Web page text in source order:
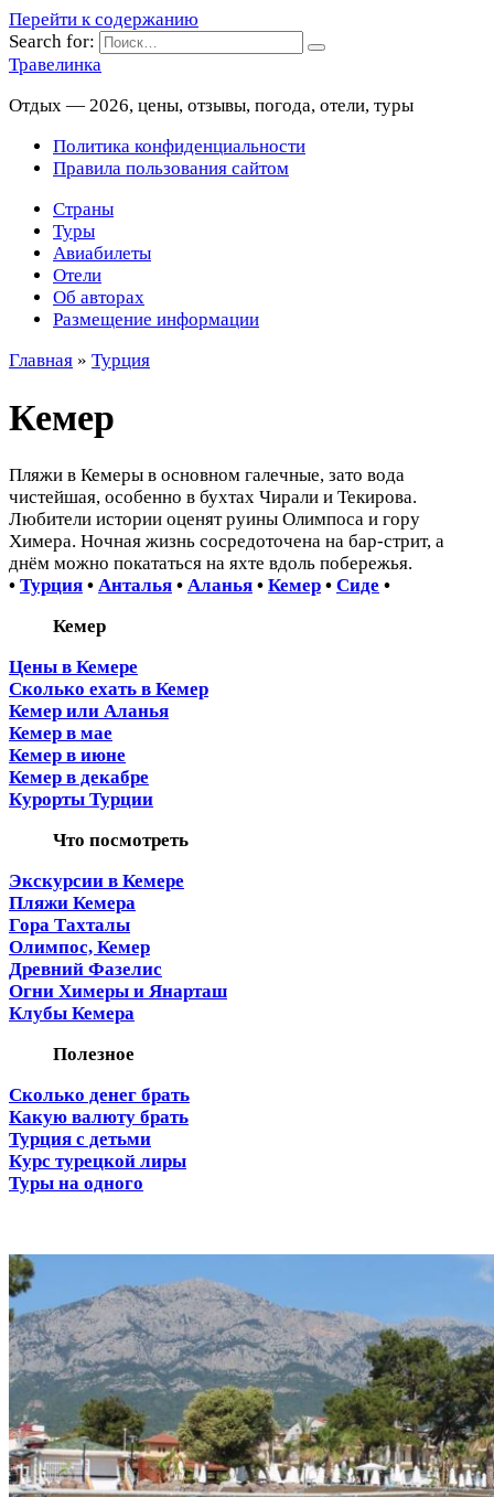
Перейти к содержанию
Search for:
Травелинка
Отдых — 2026, цены, отзывы, погода, отели, туры
Политика конфиденциальности
Правила пользования сайтом
Страны
Туры
Авиабилеты
Отели
Об авторах
Размещение информации
Главная » Турция
Кемер
Пляжи в Кемеры в основном галечные, зато вода
чистейшая, особенно в бухтах Чирали и Текирова.
Любители истории оценят руины Олимпоса и гору
Химера. Ночная жизнь сосредоточена на бар-стрит, а
днём можно покататься на яхте вдоль побережья.
• Турция • Анталья • Аланья • Кемер • Сиде •
Кемер
Цены в Кемере
Сколько ехать в Кемер
Кемер или Аланья
Кемер в мае
Кемер в июне
Кемер в декабре
Курорты Турции
Что посмотреть
Экскурсии в Кемере
Пляжи Кемера
Гора Тахталы
Олимпос, Кемер
Древний Фазелис
Огни Химеры и Янарташ
Клубы Кемера
Полезное
Сколько денег брать
Какую валюту брать
Турция с детьми
Курс турецкой лиры
Туры на одного